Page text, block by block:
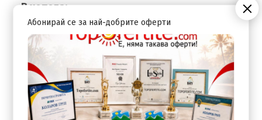
В хотела:
24-Hour Reception / Front Desk
Bar
Snack Bar
Wi-Fi Internet Access
Абонирай се за най-добрите оферти